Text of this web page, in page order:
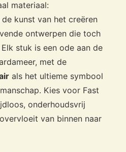
materiaal:
kunst van het creëren
ontwerpen die toch
stuk is een ode aan de
met de
als het ultieme symbool
Kies voor Fast
onderhoudsvrij
van binnen naar